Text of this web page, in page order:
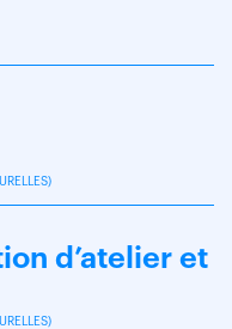
d’atelier et